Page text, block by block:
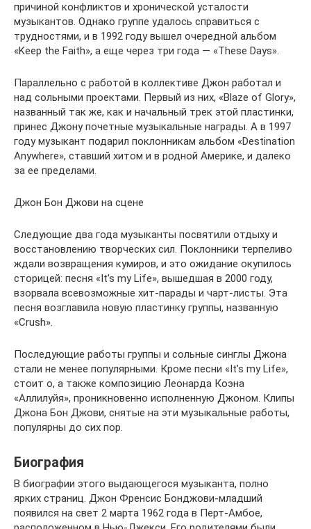
причиной конфликтов и хронической усталости
музыкантов. Однако группе удалось справиться с
трудностями, и в 1992 году вышел очередной альбом
«Keep the Faith», а еще через три года — «These Days».
Параллельно с работой в коллективе Джон работал и
над сольными проектами. Первый из них, «Blaze of Glory»,
названный так же, как и начальный трек этой пластинки,
принес Джону почетные музыкальные награды. А в 1997
году музыкант подарил поклонникам альбом «Destination
Anywhere», ставший хитом и в родной Америке, и далеко
за ее пределами.
Джон Бон Джови на сцене
Следующие два года музыканты посвятили отдыху и
восстановлению творческих сил. Поклонники терпеливо
ждали возвращения кумиров, и это ожидание окупилось
сторицей: песня «It’s my Life», вышедшая в 2000 году,
взорвала всевозможные хит-парады и чарт-листы. Эта
песня возглавила новую пластинку группы, названную
«Crush».
Последующие работы группы и сольные синглы Джона
стали не менее популярными. Кроме песни «It’s my Life»,
стоит о, а также композицию Леонарда Коэна
«Аллилуйя», проникновенно исполненную Джоном. Клипы
Джона Бон Джови, снятые на эти музыкальные работы,
популярны до сих пор.
Биография
В биографии этого выдающегося музыканта, полно
ярких страниц. Джон Френсис Бонджови-младший
появился на свет 2 марта 1962 года в Перт-Амбое,